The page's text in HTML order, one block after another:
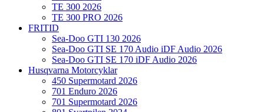
TE 300 2026
TE 300 PRO 2026
FRITID
Sea-Doo GTI 130 2026
Sea-Doo GTI SE 170 Audio iDF Audio 2026
Sea-Doo GTI SE 170 iDF Audio 2026
Husqvarna Motorcyklar
450 Supermotard 2026
701 Enduro 2026
701 Supermotard 2026